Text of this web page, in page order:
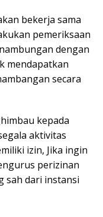
bekerja sama
pemeriksaan
dengan
mendapatkan
secara
kepada
aktivitas
izin, Jika ingin
perizinan
sah dari instansi